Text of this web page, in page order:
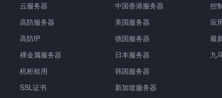
云服务器
高防服务器
高防IP
裸金属服务器
机柜租用
SSL证书
中国香港服务器
美国服务器
德国服务器
日本服务器
韩国服务器
新加坡服务器
控
应
最
九